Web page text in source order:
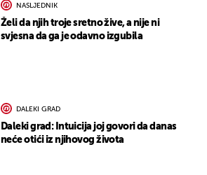
NASLJEDNIK
Želi da njih troje sretno žive, a nije ni
svjesna da ga je odavno izgubila
DALEKI GRAD
Daleki grad: Intuicija joj govori da danas
neće otići iz njihovog života